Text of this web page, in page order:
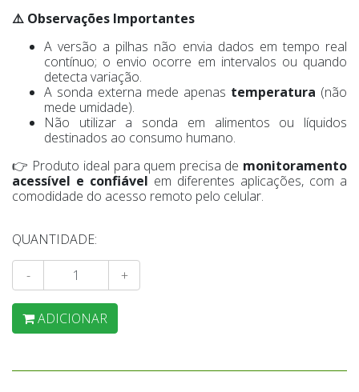
⚠️ Observações Importantes
A versão a pilhas não envia dados em tempo real
contínuo; o envio ocorre em intervalos ou quando
detecta variação.
A sonda externa mede apenas temperatura (não
mede umidade).
Não utilizar a sonda em alimentos ou líquidos
destinados ao consumo humano.
👉 Produto ideal para quem precisa de monitoramento
acessível e confiável em diferentes aplicações, com a
comodidade do acesso remoto pelo celular.
QUANTIDADE:
- +
ADICIONAR